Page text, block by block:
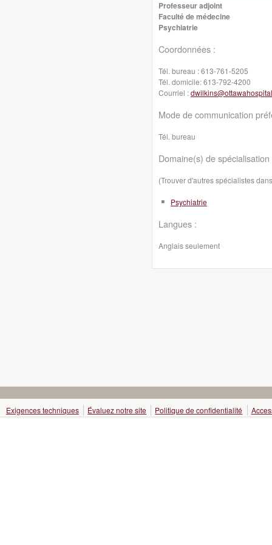
Professeur adjoint
Faculté de médecine
Psychiatrie
Coordonnées :
Tél. bureau :613-761-5205
Tél. domicile:613-792-4200
Courriel :
Mode de communication
Tél. bureau
Domaine(s) de spécialisation
(Trouver d'autres spécialistes
Psychiatrie
Langues :
Anglais seulement
Exigences techniques Évaluez notre site Politique de confidentialité